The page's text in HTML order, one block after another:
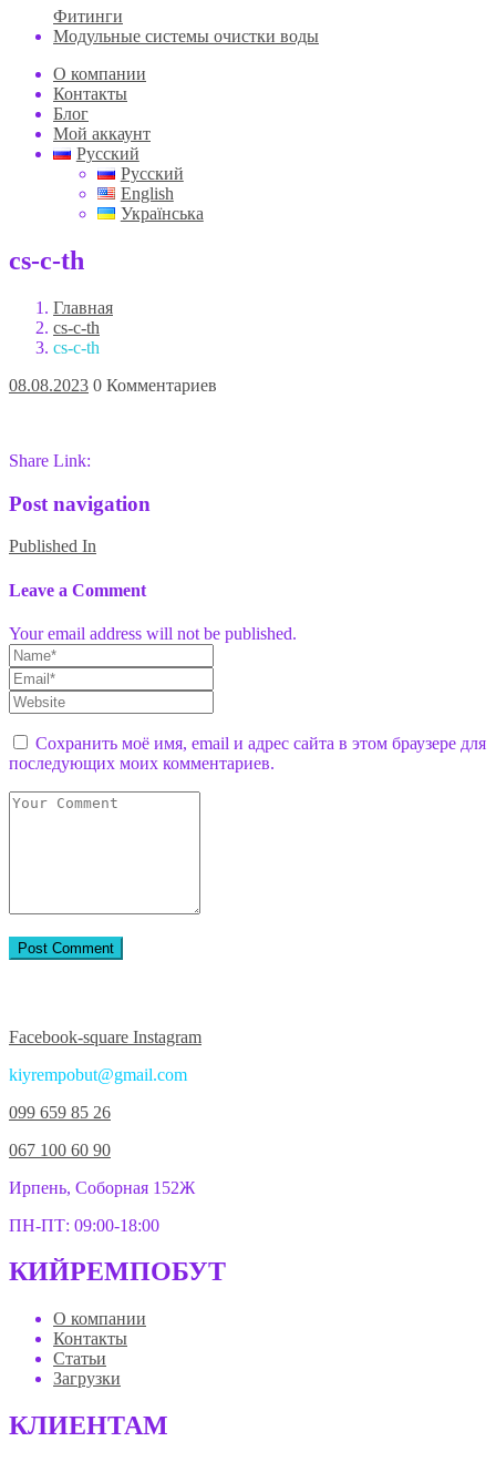
Фитинги
Модульные системы очистки воды
О компании
Контакты
Блог
Мой аккаунт
Русский
Русский
English
Українська
cs-с-th
Главная
cs-с-th
cs-с-th
08.08.2023 0 Комментариев
Share Link:
Post navigation
Published In
Leave a Comment
Your email address will not be published.
Сохранить моё имя, email и адрес сайта в этом браузере для
последующих моих комментариев.
Facebook-square Instagram
kiyrempobut@gmail.com
099 659 85 26
067 100 60 90
Ирпень, Соборная 152Ж
ПН-ПТ: 09:00-18:00
КИЙРЕМПОБУТ
О компании
Контакты
Статьи
Загрузки
КЛИЕНТАМ